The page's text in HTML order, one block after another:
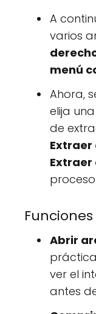
A
varios
menú
Ahora,
elija
de
Extraer
Extraer
Abrir
ver el
antes